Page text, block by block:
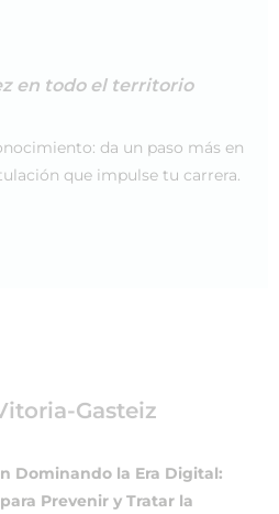
en todo el territorio
da un paso más en
que impulse tu carrera.
Gasteiz
Dominando la Era Digital:
Prevenir y Tratar la